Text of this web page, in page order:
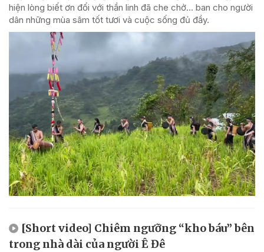
hiện lòng biết ơn đối với thần linh đã che chở... ban cho người
dân những mùa sâm tốt tươi và cuộc sống đủ đầy.
[Short video] Chiêm ngưỡng “kho báu” bên
trong nhà dài của người Ê Đê